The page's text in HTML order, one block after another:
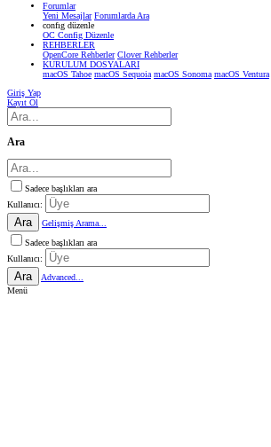
Forumlar
Yeni Mesajlar Forumlarda Ara
confıg düzenle
OC Config Düzenle
REHBERLER
OpenCore Rehberler Clover Rehberler
KURULUM DOSYALARI
macOS Tahoe macOS Sequoia macOS Sonoma macOS Ventura
Giriş Yap
Kayıt Ol
Ara
Sadece başlıkları ara
Kullanıcı:
Ara
Gelişmiş Arama...
Sadece başlıkları ara
Kullanıcı:
Ara
Advanced...
Menü